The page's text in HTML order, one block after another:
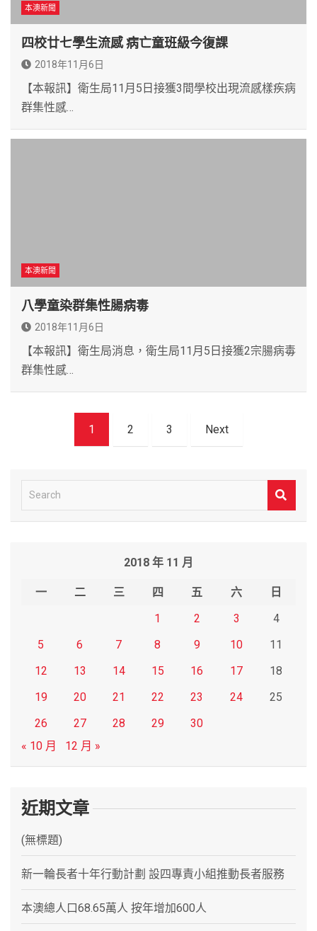
本澳新聞
四校廿七學生流感 病亡童班級今復課
2018年11月6日
【本報訊】衛生局11月5日接獲3間學校出現流感樣疾病
群集性感…
本澳新聞
八學童染群集性腸病毒
2018年11月6日
【本報訊】衛生局消息，衛生局11月5日接獲2宗腸病毒
群集性感…
1 2 3 Next
e
2018 年 11 月
一 二 三 四 五 六
日
1
2 3
4
5
6 7 8 9 10
11
12
13 14 15 16 17
18
19
20 21 22 23 24
25
26
27 28 29
30
« 10 月
12 月 »
近期文章
(無標題)
新一輪長者十年行動計劃 設四專責小組推動長者服務
本澳總人口68.65萬人 按年增加600人